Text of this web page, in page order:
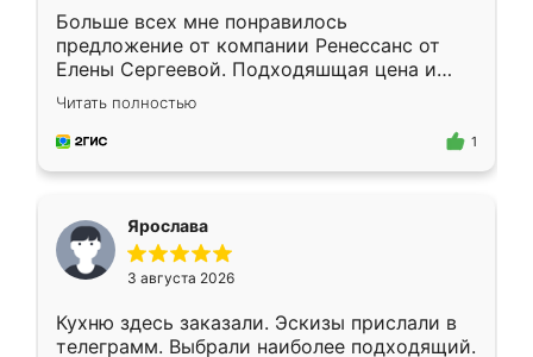
Больше всех мне понравилось
предложение от компании Ренессанс от
Елены Сергеевой. Подходяшщая цена и
короткие сроки изготовления. Приехавший
для замера сотрудник Владислав
предложил по моему эскизу самый
Читать полностью
1
Ярослава
3 августа 2026
Кухню здесь заказали. Эскизы прислали в
телеграмм. Выбрали наиболее подходящий.